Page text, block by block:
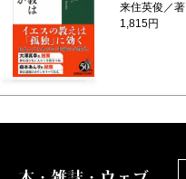
来住英俊／著
1,815円